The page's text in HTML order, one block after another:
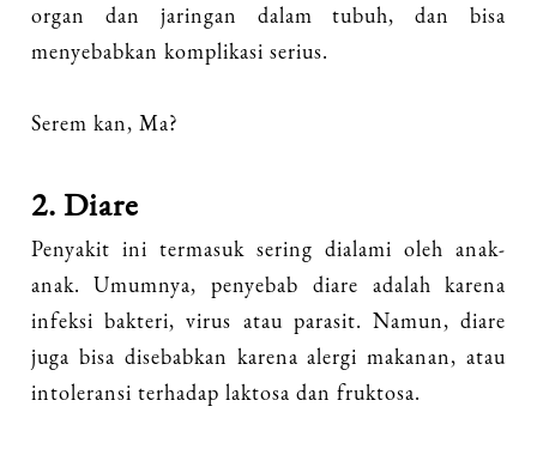
organ dan jaringan dalam tubuh, dan bisa
menyebabkan komplikasi serius.
Serem kan, Ma?
2. Diare
Penyakit ini termasuk sering dialami oleh anak-
anak. Umumnya, penyebab diare adalah karena
infeksi bakteri, virus atau parasit. Namun, diare
juga bisa disebabkan karena alergi makanan, atau
intoleransi terhadap laktosa dan fruktosa.